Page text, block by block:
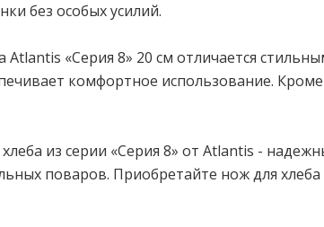
без особых усилий.
Atlantis «Серия 8» 20 см отличается
комфортное использование.
из серии «Серия 8» от Atlantis -
поваров. Приобретайте нож для